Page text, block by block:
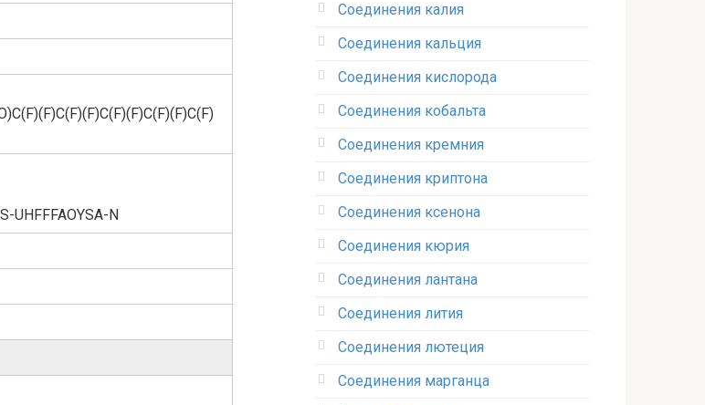
UHFFFAOYSA-N
Соединения калия‎
Соединения кальция
Соединения кислорода‎
Соединения кобальта
Соединения кремния‎
Соединения криптона‎
Соединения ксенона‎
Соединения кюрия
Соединения лантана‎
Соединения лития‎
Соединения лютеция‎
Соединения марганца‎